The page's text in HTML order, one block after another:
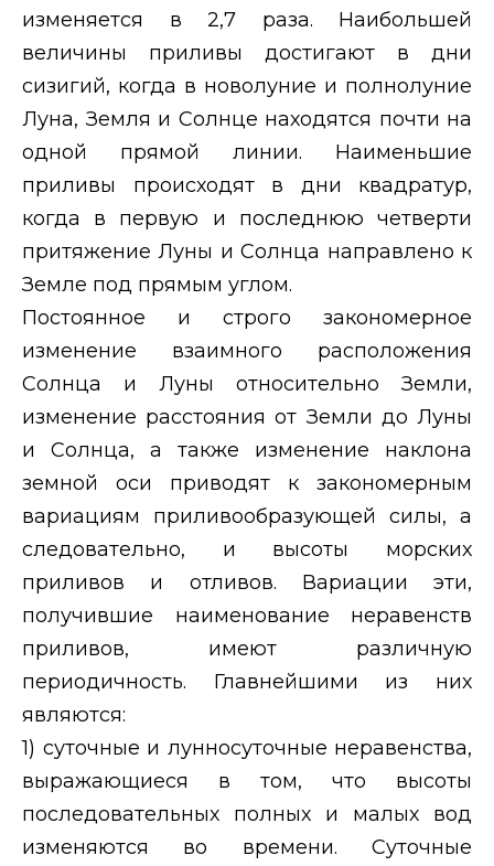
изменяется в 2,7 раза. Наибольшей
величины приливы достигают в дни
сизигий, когда в новолуние и полнолуние
Луна, Земля и Солнце находятся почти на
одной прямой линии. Наименьшие
приливы происходят в дни квадратур,
когда в первую и последнюю четверти
притяжение Луны и Солнца направлено к
Земле под прямым углом.
Постоянное и строго закономерное
изменение взаимного расположения
Солнца и Луны относительно Земли,
изменение расстояния от Земли до Луны
и Солнца, а также изменение наклона
земной оси приводят к закономерным
вариациям приливообразующей силы, а
следовательно, и высоты морских
приливов и отливов. Вариации эти,
получившие наименование неравенств
приливов, имеют различную
периодичность. Главнейшими из них
являются:
1) суточные и лунносуточные неравенства,
выражающиеся в том, что высоты
последовательных полных и малых вод
изменяются во времени. Суточные